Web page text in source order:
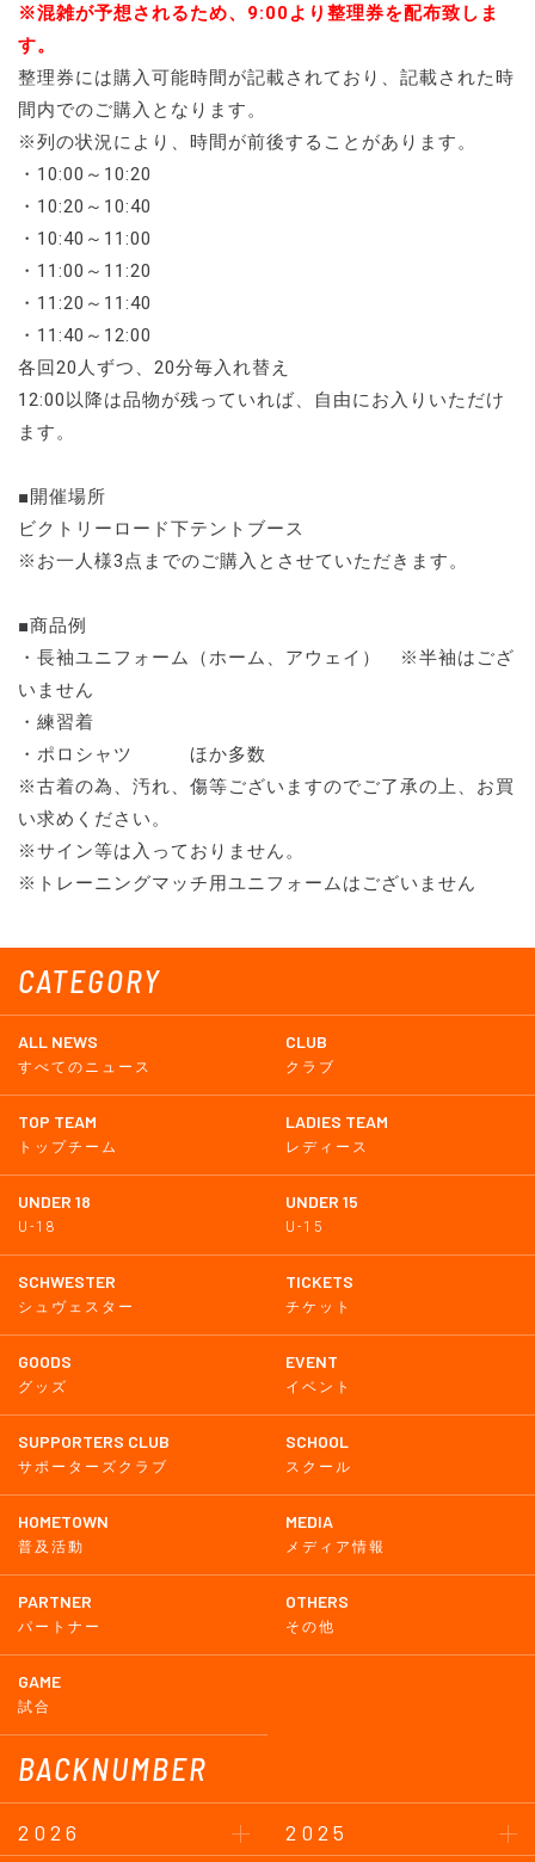
CATEGORY
ALL NEWS
すべてのニュース
CLUB
クラブ
TOP TEAM
トップチーム
LADIES TEAM
レディース
UNDER 18
U-18
UNDER 15
U-15
SCHWESTER
シュヴェスター
TICKETS
チケット
GOODS
グッズ
EVENT
イベント
SUPPORTERS CLUB
サポーターズクラブ
SCHOOL
スクール
HOMETOWN
普及活動
MEDIA
メディア情報
PARTNER
パートナー
OTHERS
その他
GAME
試合
BACKNUMBER
2026
2025
※混雑が予想されるため、9:00より整理券を配布致しま
す。
整理券には購入可能時間が記載されており、記載された時
間内でのご購入となります。
※列の状況により、時間が前後することがあります。
・10:00～10:20
・10:20～10:40
・10:40～11:00
・11:00～11:20
・11:20～11:40
・11:40～12:00
各回20人ずつ、20分毎入れ替え
12:00以降は品物が残っていれば、自由にお入りいただけ
ます。
■開催場所
ビクトリーロード下テントブース
※お一人様3点までのご購入とさせていただきます。
■商品例
・長袖ユニフォーム（ホーム、アウェイ） ※半袖はござ
いません
・練習着
・ポロシャツ ほか多数
※古着の為、汚れ、傷等ございますのでご了承の上、お買
い求めください。
※サイン等は入っておりません。
※トレーニングマッチ用ユニフォームはございません